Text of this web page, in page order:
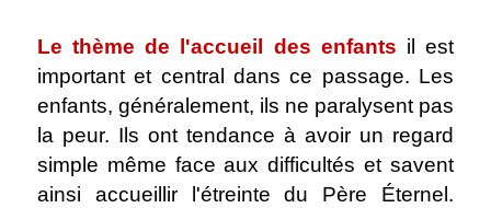
Le thème de l'accueil des enfants il est
important et central dans ce passage. Les
enfants, généralement, ils ne paralysent pas
la peur. Ils ont tendance à avoir un regard
simple même face aux difficultés et savent
ainsi accueillir l'étreinte du Père Éternel.